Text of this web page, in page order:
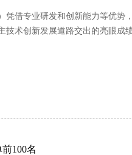
借专业研发和创新能力等优势
术创新发展道路交出的亮眼成绩
100名